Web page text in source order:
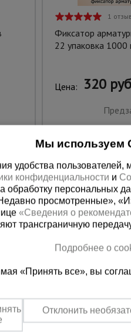
1
Фиксатор
22 упаковка 1000
Цена: 320
25-90
Пн.-
Мы используем
удобства
конфиденциальности и
обработку персональных
«Сведения о
трансграничную
Подробнее о
«Принять все», вы
Отклонить